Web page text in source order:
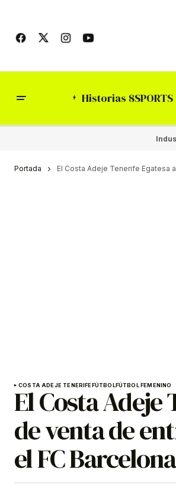
Historias 8SPORTS
Portada El Costa Adeje Tenerife Egatesa
COSTA ADEJE TENERIFEFÚTBOLFÚTBOL FEMENINO
El Costa Adeje
de venta de
el FC Barcelona